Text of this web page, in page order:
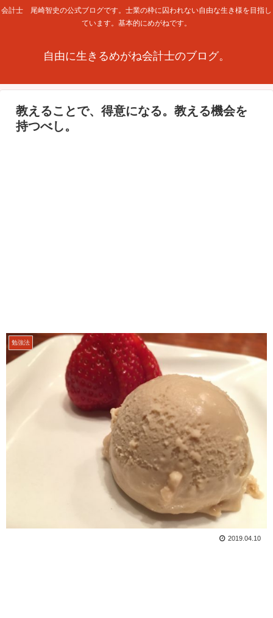
会計士 尾崎智史の公式ブログです。士業の枠に囚われない自由な生き様を目指し
ています。基本的にめがねです。
自由に生きるめがね会計士のブログ。
教えることで、得意になる。教える機会を
持つべし。
勉強法
2019.04.10